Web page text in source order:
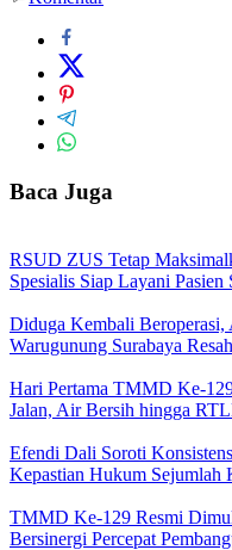
Baca Juga
RSUD ZUS Tetap
Spesialis Siap Layani
Diduga Kembali Beroperasi,
Warugunung Surabaya
Hari Pertama TMMD Ke-
Jalan, Air Bersih hingga
Efendi Dali Soroti
Kepastian Hukum Sejumlah
TMMD Ke-129 Resmi
Bersinergi Percepat